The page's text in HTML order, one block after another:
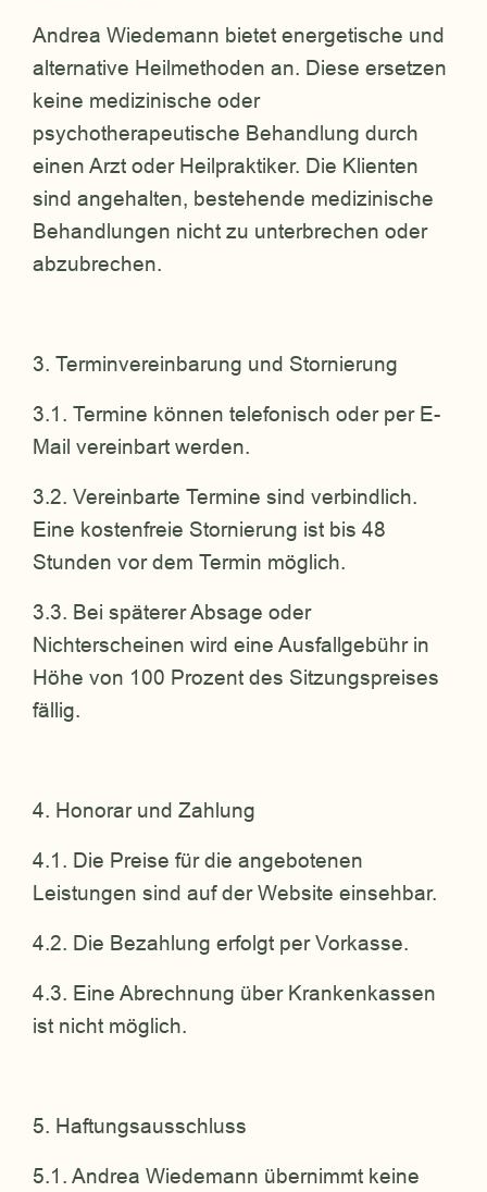
Andrea Wiedemann bietet energetische und
alternative Heilmethoden an. Diese ersetzen
keine medizinische oder
psychotherapeutische Behandlung durch
einen Arzt oder Heilpraktiker. Die Klienten
sind angehalten, bestehende medizinische
Behandlungen nicht zu unterbrechen oder
abzubrechen.
3. Terminvereinbarung und Stornierung
3.1. Termine können telefonisch oder per E-
Mail vereinbart werden.
3.2. Vereinbarte Termine sind verbindlich.
Eine kostenfreie Stornierung ist bis 48
Stunden vor dem Termin möglich.
3.3. Bei späterer Absage oder
Nichterscheinen wird eine Ausfallgebühr in
Höhe von 100 Prozent des Sitzungspreises
fällig.
4. Honorar und Zahlung
4.1. Die Preise für die angebotenen
Leistungen sind auf der Website einsehbar.
4.2. Die Bezahlung erfolgt per Vorkasse.
4.3. Eine Abrechnung über Krankenkassen
ist nicht möglich.
5. Haftungsausschluss
5.1. Andrea Wiedemann übernimmt keine